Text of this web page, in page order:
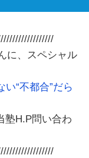
に、スペシャル
“不都合”だら
塾H.P問い合わ